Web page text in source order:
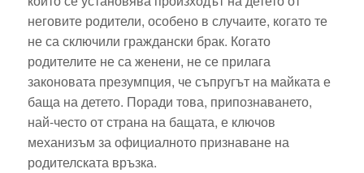
неговите родители, особено в случаите, когато те
не са сключили граждански брак. Когато
родителите не са женени, не се прилага
законовата презумпция, че съпругът на майката е
баща на детето. Поради това, припознаването,
най-често от страна на бащата, е ключов
механизъм за официалното признаване на
родителската връзка.